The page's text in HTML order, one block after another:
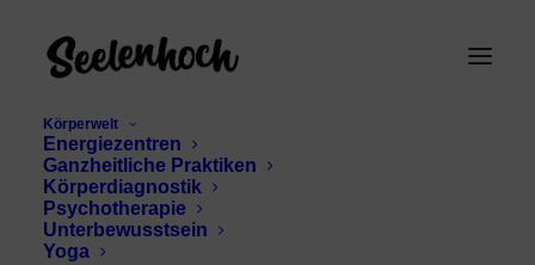
Körperwelt
Energiezentren
Ganzheitliche Praktiken
Körperdiagnostik
Psychotherapie
Unterbewusstsein
Yoga